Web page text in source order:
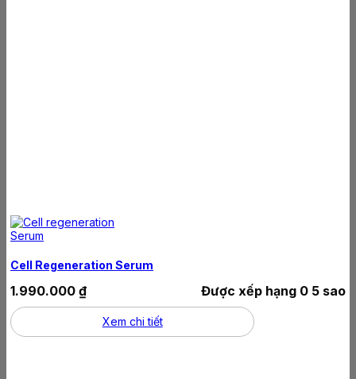
Cell Regeneration Serum
Được xếp hạng 0 5 sao
1.990.000 ₫
Xem chi tiết